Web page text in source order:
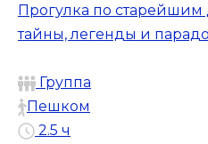
Прогулка по старейшим
тайны, легенды и
Группа
Пешком
2.5 ч